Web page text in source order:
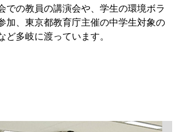
での教員の講演会や、学生の環境ボラ
加、東京都教育庁主催の中学生対象の
ど多岐に渡っています。